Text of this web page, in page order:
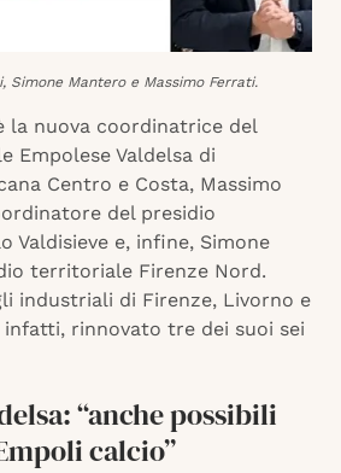
Simone Mantero e Massimo Ferrati.
la nuova coordinatrice del
Empolese Valdelsa di
Centro e Costa, Massimo
del presidio
Valdisieve e, infine, Simone
territoriale Firenze Nord.
industriali di Firenze, Livorno e
infatti, rinnovato tre dei suoi sei
“anche possibili
calcio”